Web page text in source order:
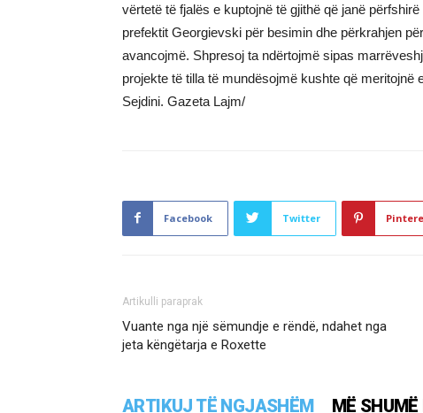
vërtetë të fjalës e kuptojnë të gjithë që janë
prefektit Georgievski për besimin dhe përkrahjen
avancojmë. Shpresoj ta ndërtojmë sipas
projekte të tilla të mundësojmë kushte që
Sejdini. Gazeta Lajm/
Facebook Twitter
Artikulli paraprak
Vuante nga një sëmundje e rëndë, ndahet nga
jeta këngëtarja e Roxette
ARTIKUJ TË NGJASHËM MË